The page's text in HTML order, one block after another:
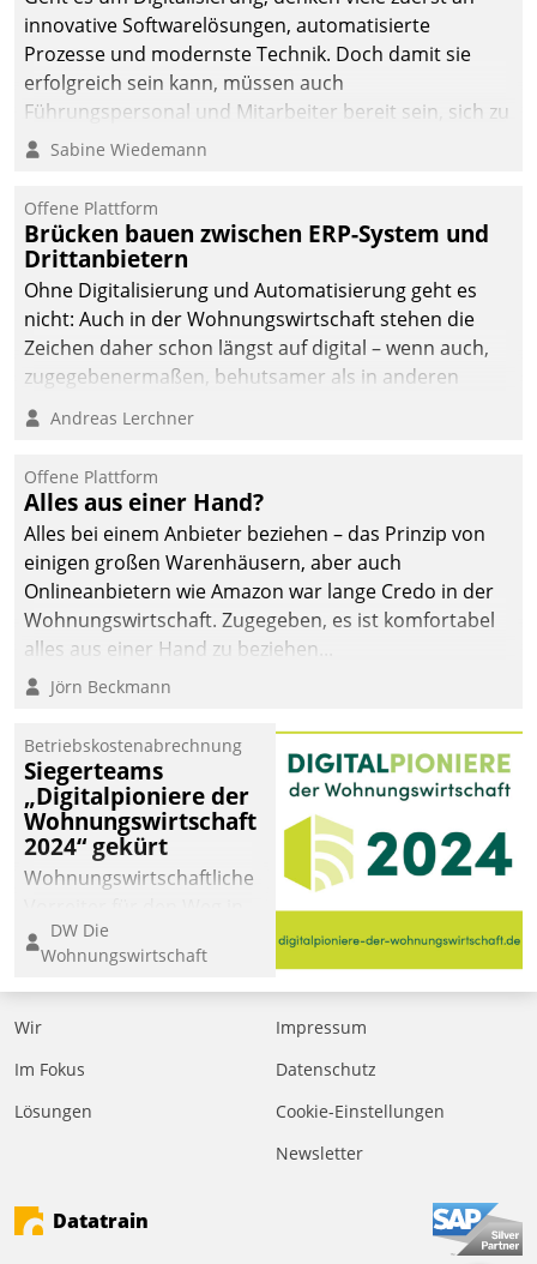
innovative Softwarelösungen, automatisierte
Prozesse und modernste Technik. Doch damit sie
erfolgreich sein kann, müssen auch
Führungspersonal und Mitarbeiter bereit sein, sich zu
verändern und anzupassen, sonst werden sie an ihr
Sabine Wiedemann
Offene Plattform
Brücken bauen zwischen ERP-System und
Drittanbietern
Ohne Digitalisierung und Automatisierung geht es
nicht: Auch in der Wohnungswirtschaft stehen die
Zeichen daher schon längst auf digital – wenn auch,
zugegebenermaßen, behutsamer als in anderen
Branchen.
Andreas Lerchner
Offene Plattform
Alles aus einer Hand?
Alles bei einem Anbieter beziehen – das Prinzip von
einigen großen Warenhäusern, aber auch
Onlineanbietern wie Amazon war lange Credo in der
Wohnungswirtschaft. Zugegeben, es ist komfortabel
alles aus einer Hand zu beziehen...
Jörn Beckmann
Betriebskostenabrechnung
Siegerteams
„Digitalpioniere der
Wohnungswirtschaft
2024“ gekürt
Wohnungswirtschaftliche
eine digitale Zukunft zu
finden, ist das Ziel des
Awards „Digitalpioniere
der
Bewerben können sich
dafür ein Team
DW Die
Wohnungswirtschaft
Wir
Im Fokus
Lösungen
Impressum
Datenschutz
Cookie-Einstellungen
Newsletter
Datatrain